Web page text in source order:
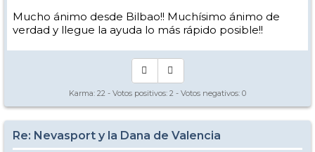
Mucho ánimo desde Bilbao!! Muchísimo ánimo de
verdad y llegue la ayuda lo más rápido posible!!
Karma: 22 - Votos positivos: 2 - Votos negativos: 0
Re: Nevasport y la Dana de Valencia